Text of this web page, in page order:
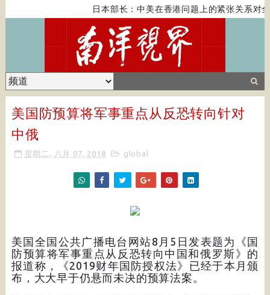
日本部长：中美在香港问题上的紧张关系对全
美国防预算将军事重点从反恐转向针对
中俄
星期二, 八月 07, 2018 global
美国全国公共广播电台网站8月5日发表题为《国
防预算将军事重点从反恐转向中国和俄罗斯》的
报道称，《2019财年国防授权法》已经于本月颁
布，大大早于仍悬而未决的预算法案。